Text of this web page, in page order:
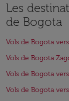
Les
de Bogota
Vols de Bogota
Vols de Bogota
Vols de Bogota
Vols de Bogota